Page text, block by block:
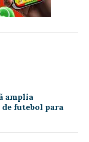
amplia
futebol para